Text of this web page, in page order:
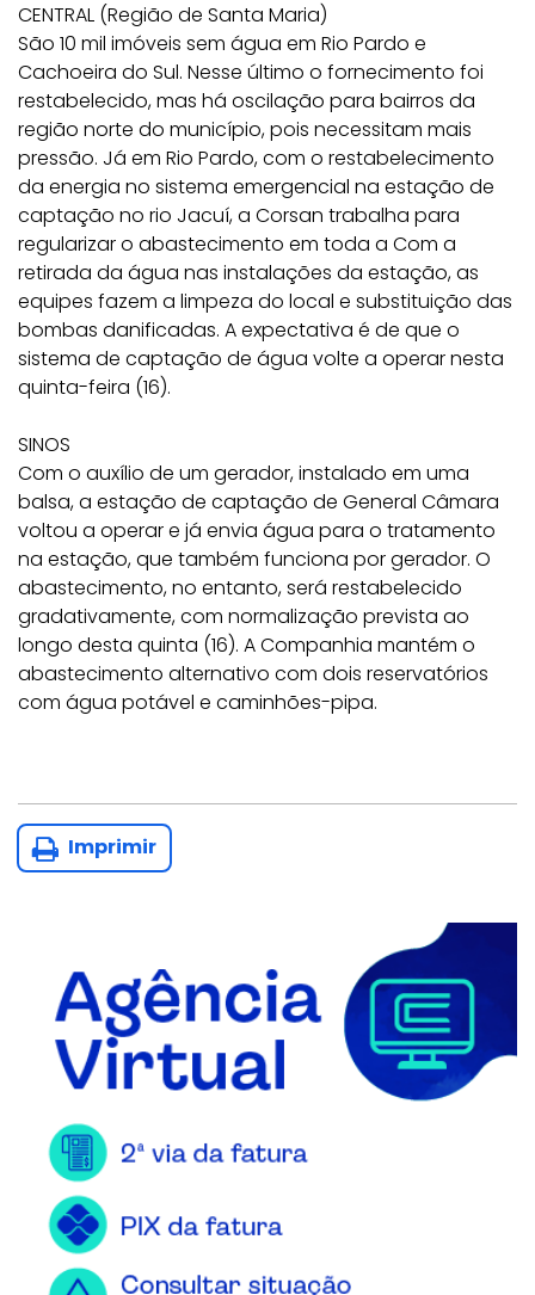
CENTRAL (Região de Santa Maria)
São 10 mil imóveis sem água em Rio Pardo e
Cachoeira do Sul. Nesse último o fornecimento foi
restabelecido, mas há oscilação para bairros da
região norte do município, pois necessitam mais
pressão. Já em Rio Pardo, com o restabelecimento
da energia no sistema emergencial na estação de
captação no rio Jacuí, a Corsan trabalha para
regularizar o abastecimento em toda a Com a
retirada da água nas instalações da estação, as
equipes fazem a limpeza do local e substituição das
bombas danificadas. A expectativa é de que o
sistema de captação de água volte a operar nesta
quinta-feira (16).
SINOS
Com o auxílio de um gerador, instalado em uma
balsa, a estação de captação de General Câmara
voltou a operar e já envia água para o tratamento
na estação, que também funciona por gerador. O
abastecimento, no entanto, será restabelecido
gradativamente, com normalização prevista ao
longo desta quinta (16). A Companhia mantém o
abastecimento alternativo com dois reservatórios
com água potável e caminhões-pipa.
Imprimir